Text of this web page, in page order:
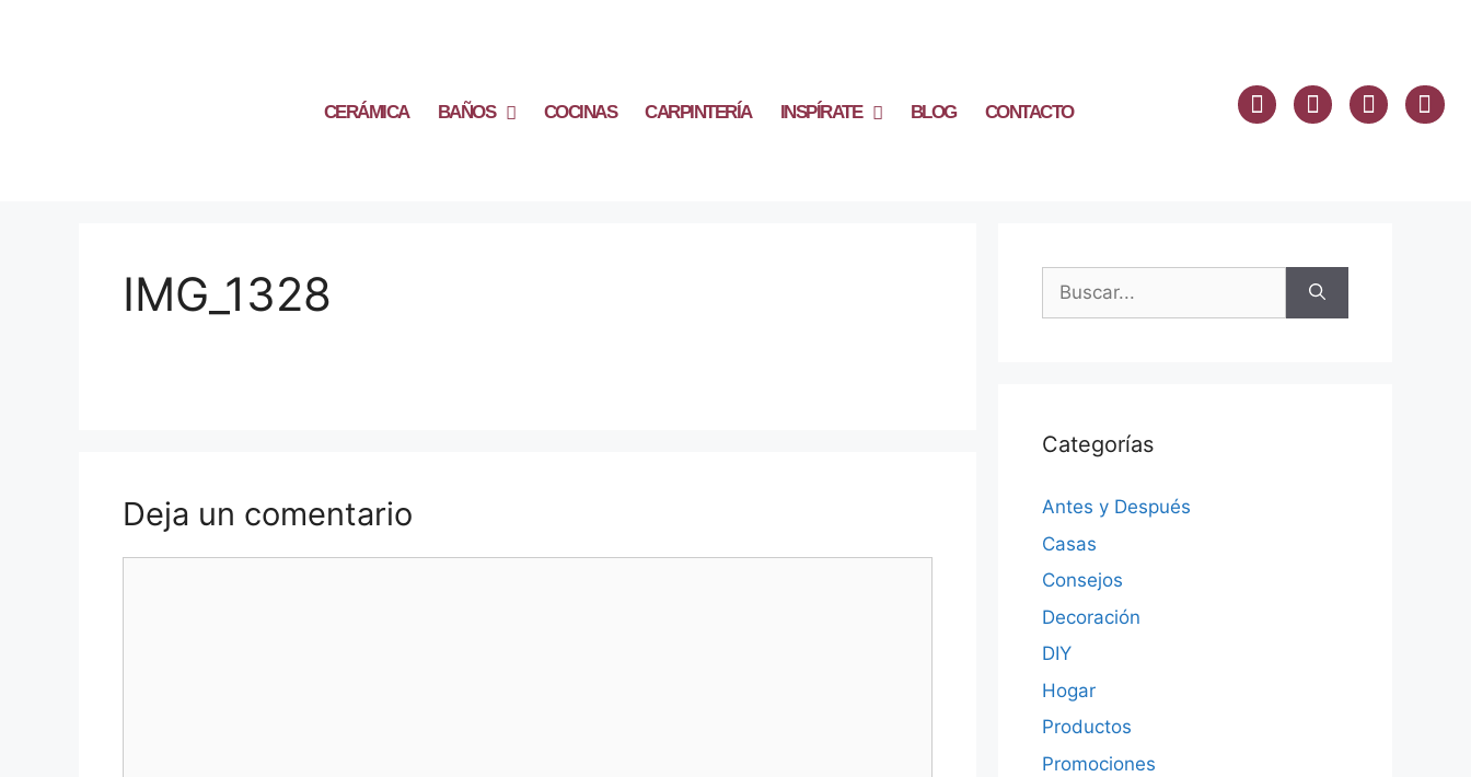
CERÁMICA BAÑOS COCINAS CARPINTERÍA INSPÍRATE BLOG CONTACTO
IMG_1328
Deja un comentario
Categorías
Antes y Después
Casas
Consejos
Decoración
DIY
Hogar
Productos
Promociones